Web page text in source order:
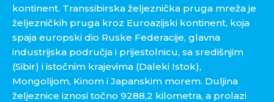
kontinent. Transsibirska željeznička pruga mreža je
željezničkih pruga kroz Euroazijski kontinent, koja
spaja europski dio Ruske Federacije, glavna
industrijska područja i prijestolnicu, sa središnjim
(Sibir) i istočnim krajevima (Daleki Istok),
Mongolijom, Kinom i Japanskim morem. Duljina
željeznice iznosi točno 9288,2 kilometra, a prolazi